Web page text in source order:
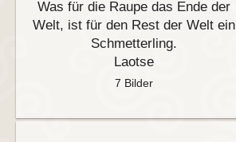
Was für die Raupe das Ende der
Welt, ist für den Rest der Welt ein
Schmetterling.
Laotse
7 Bilder